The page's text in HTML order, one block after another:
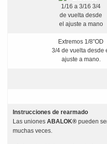
Extremos 1/8”OD
3/4 de vuelta desde
ajuste a mano.
Instrucciones de rearmado
Las uniones ABALOK® pueden
muchas veces.